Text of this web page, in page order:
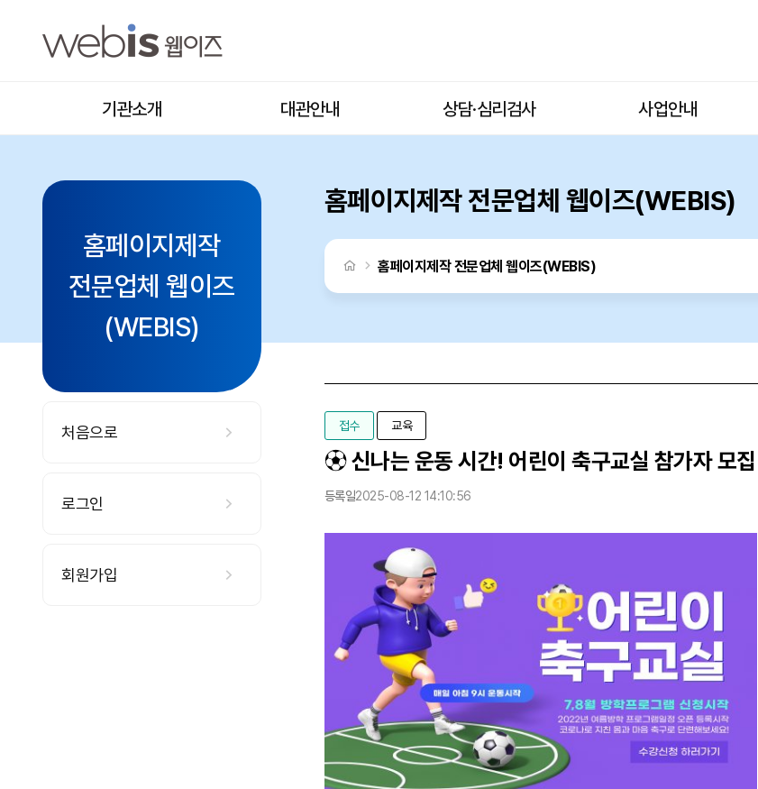
기관소개 대관안내 상담·심리검사 사업안내
홈페이지제작 전문업체 웹이즈(WEBIS)
처음으로
홈페이지제작 전문업체 웹이즈(WEBIS)
접수 교육
⚽ 신나는 운동 시간! 어린이 축구교실 참가자 모집
등록일2025-08-12 14:10:56
홈페이지제작
전문업체 웹이즈
(WEBIS)
처음으로
로그인
회원가입